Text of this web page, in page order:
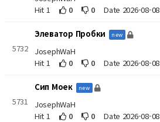
Hit 1
0 0 Date 2026-08-08
5732
Элеватор Пробки new
JosephWaH
Hit 1
0 0 Date 2026-08-08
5731
Сип Моек new
JosephWaH
Hit 1
0 0 Date 2026-08-08